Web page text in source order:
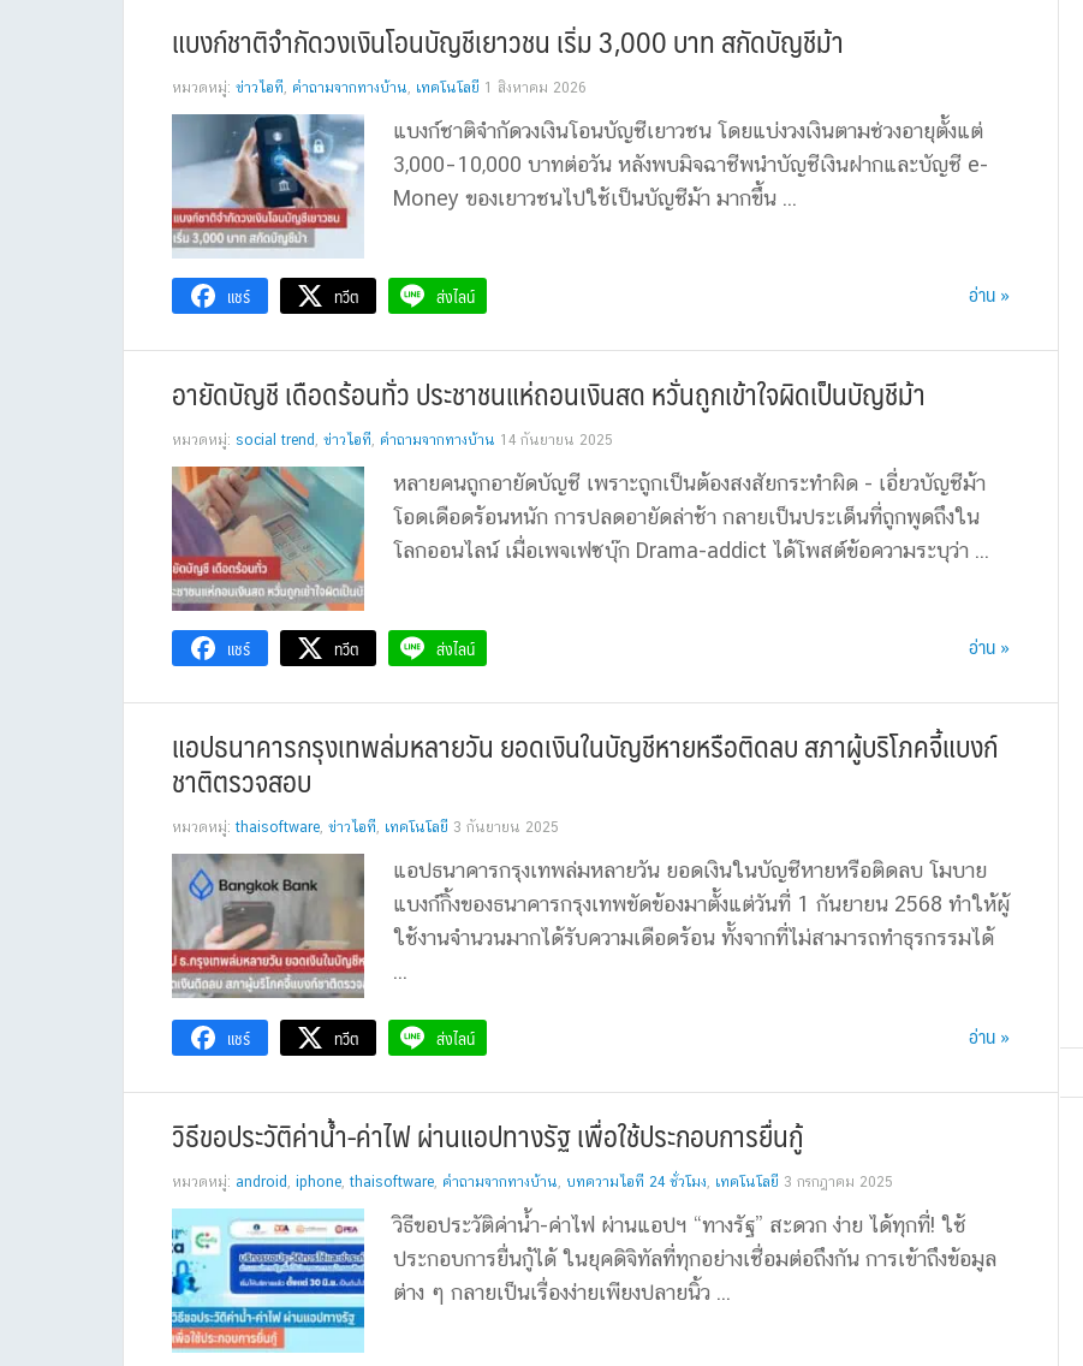
แบงก์ชาติจำกัดวงเงินโอนบัญชีเยาวชน เริ่ม 3,000 บาท สกัดบัญชีม้า
หมวดหมู่: ข่าวไอที, คำถามจากทางบ้าน, เทคโนโลยี 1 สิงหาคม 2026
แบงก์ชาติจำกัดวงเงินโอนบัญชีเยาวชน โดยแบ่งวงเงินตามช่วงอายุตั้งแต่
3,000–10,000 บาทต่อวัน หลังพบมิจฉาชีพนำบัญชีเงินฝากและบัญชี e-
Money ของเยาวชนไปใช้เป็นบัญชีม้า มากขึ้น ...
แชร์ ทวีต ส่งไลน์ อ่าน »
อายัดบัญชี เดือดร้อนทั่ว ประชาชนแห่ถอนเงินสด หวั่นถูกเข้าใจผิดเป็นบัญชีม้า
หมวดหมู่: social trend , ข่าวไอที, คำถามจากทางบ้าน 14 กันยายน 2025
หลายคนถูกอายัดบัญชี เพราะถูกเป็นต้องสงสัยกระทำผิด - เอี่ยวบัญชีม้า
โอดเดือดร้อนหนัก การปลดอายัดล่าช้า กลายเป็นประเด็นที่ถูกพูดถึงใน
โลกออนไลน์ เมื่อเพจเฟซบุ๊ก Drama-addict ได้โพสต์ข้อความระบุว่า ...
แชร์ ทวีต ส่งไลน์ อ่าน »
แอปธนาคารกรุงเทพล่มหลายวัน ยอดเงินในบัญชีหายหรือติดลบ สภาผู้บริโภคจี้แบงก์
ชาติตรวจสอบ
หมวดหมู่:thaisoftware, ข่าวไอที, เทคโนโลยี 3 กันยายน 2025
แอปธนาคารกรุงเทพล่มหลายวัน ยอดเงินในบัญชีหายหรือติดลบ โมบาย
แบงก์กิ้งของธนาคารกรุงเทพขัดข้องมาตั้งแต่วันที่ 1 กันยายน 2568 ทำให้ผู้
ใช้งานจำนวนมากได้รับความเดือดร้อน ทั้งจากที่ไม่สามารถทำธุรกรรมได้
...
แชร์ ทวีต ส่งไลน์ อ่าน »
วิธีขอประวัติค่าน้ำ-ค่าไฟ ผ่านแอปทางรัฐ เพื่อใช้ประกอบการยื่นกู้
หมวดหมู่: android , iphone,thaisoftware, คำถามจากทางบ้าน, บทความไอที 24 ชั่วโมง, เทคโนโลยี 3 กรกฎาคม 2025
วิธีขอประวัติค่าน้ำ-ค่าไฟ ผ่านแอปฯ “ทางรัฐ” สะดวก ง่าย ได้ทุกที่! ใช้
ประกอบการยื่นกู้ได้ ในยุคดิจิทัลที่ทุกอย่างเชื่อมต่อถึงกัน การเข้าถึงข้อมูล
ต่าง ๆ กลายเป็นเรื่องง่ายเพียงปลายนิ้ว ...